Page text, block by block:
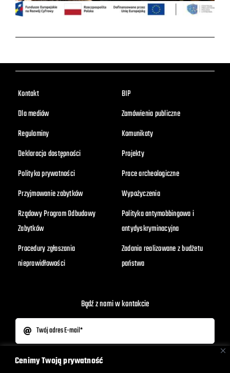
Cenimy Twoją prywatność
Kontakt
Dla mediów
Regulaminy
Deklaracja dostępności
Polityka prywatności
Przyjmowanie zabytków
Rządowy Program Odbudowy
Zabytków
Procedury zgłaszania
nieprawidłowości
BIP
Zamówienia publiczne
Komunikaty
Projekty
Prace archeologiczne
Wypożyczenia
Polityka antymobbingowa i
antydyskryminacyjna
Zadania realizowane z budżetu
państwa
Bądź z nami w kontakcie
Wyrażam zgodę na otrzymywanie newslettera.